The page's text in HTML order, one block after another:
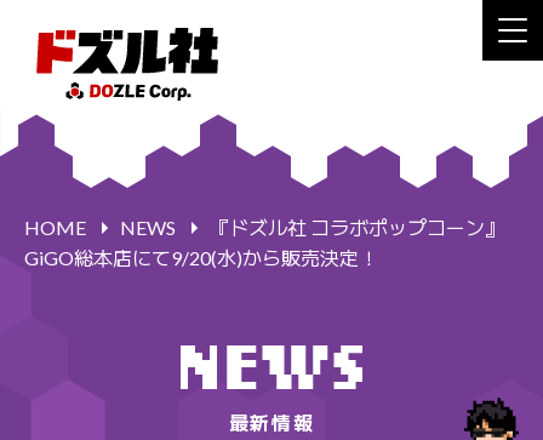
HOME NEWS
『ドズル社 コラボポップコーン』
GiGO総本店にて9/20(水)から販売決定！
最新情報